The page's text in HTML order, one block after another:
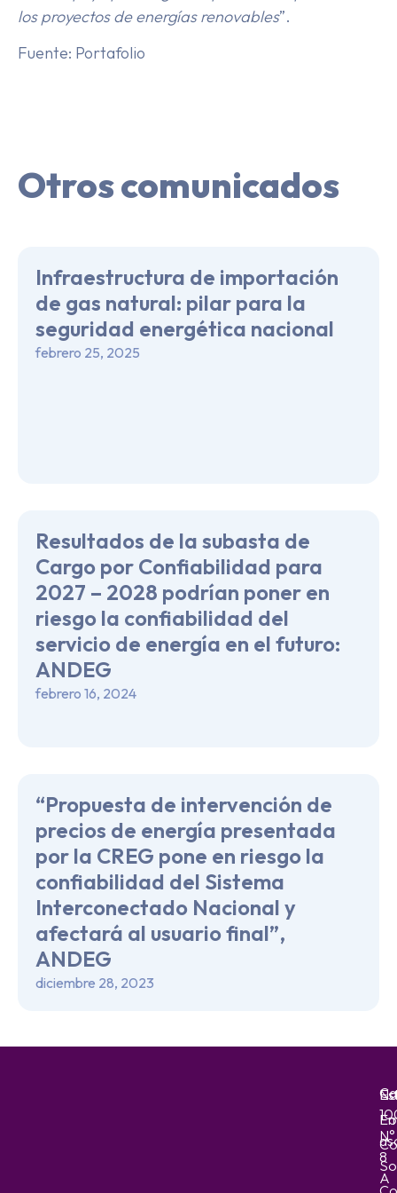
los proyectos de energías renovables”.
Fuente: Portafolio
Otros comunicados
Infraestructura de importación
de gas natural: pilar para la
seguridad energética nacional
febrero 25, 2025
Resultados de la subasta de
Cargo por Confiabilidad para
2027 – 2028 podrían poner en
riesgo la confiabilidad del
servicio de energía en el futuro:
ANDEG
febrero 16, 2024
“Propuesta de intervención de
precios de energía presentada
por la CREG pone en riesgo la
confiabilidad del Sistema
Interconectado Nacional y
afectará al usuario final”,
ANDEG
diciembre 28, 2023
N°
8
A